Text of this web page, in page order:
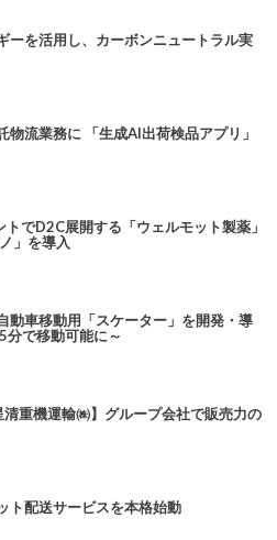
ーを活用し、カーボンニュートラル実
流業務に 「生成AI出荷検品アプリ」
でD2C展開する「ウェルモット製薬」
」を導入
動車移動用「スケーター」を開発・導
分で移動可能に～
清重機運輸㈱】グループ会社で販売力の
ト配送サービスを本格始動